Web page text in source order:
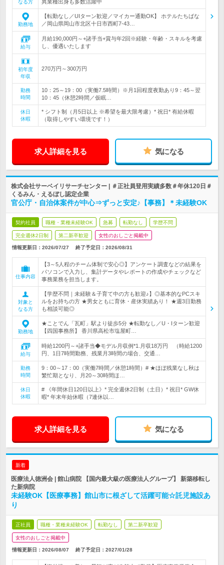
なる方
異業種出身も多数活躍中
勤務地
【転勤なし／UIターン歓迎／マイカー通勤OK】 ホテルたちばな
／岡山県岡山市北区十日市西町7-43…
給与
月給190,000円～+諸手当+賞与年2回※経験・年齢・スキルを考慮
し、優遇いたします
初年度
年収
270万円～300万円
勤務
時間
10：25～19：00（実働7.5時間）※月1回程度夜勤あり9：45～翌
10：45（休憩2時間／仮眠…
休日
休暇
* シフト制（月5日以上 ※希望を最大限考慮）* 祝日* 有給休暇
（取得しやすい環境です！）
求人詳細を見る 気になる
株式会社サーベイリサーチセンター | ＃正社員登用実績多数＃年休120日＃
くるみん・えるぼし認定企業
官公庁・自治体案件が中心⇒ずっと安定♪【事務】＊未経験OK
契約社員 職種・業種未経験OK 急募 転勤なし 学歴不問
完全週休2日制 第二新卒歓迎 女性のおしごと掲載中
情報更新日：2026/07/27 終了予定日： 2026/08/31
仕事内容
【3～5人程のチーム体制で安心◎】アンケート調査などの結果を
パソコンで入力し、集計データやレポートの作成やチェックなど
事務業務を担当します。
対象と
なる方
【学歴不問｜未経験＆子育て中の方も歓迎♪】◎基本的なPCスキ
ルをお持ちの方 ★男女ともに育休・産休実績あり！ ★週3日勤務
も相談可能◎
勤務地
★ことでん「瓦町」駅より徒歩5分 ★転勤なし／U・Iターン歓迎
【四国事務所】 香川県高松市塩屋町…
給与
時給1200円～+諸手当◆モデル月収例*1.月収18万円 （時給1200
円、1日7時間勤務、残業月3時間の場合、交通…
勤務
時間
9：00～17：00（実働7時間／休憩1時間）# ★ほぼ残業なし秋は
繁忙期となり、月20～30時間ほ…
休日
休暇
# 《年間休日120日以上》* 完全週休2日制（土日）* 祝日* GW休
暇* 年末年始休暇（7連休以…
求人詳細を見る 気になる
新着
医療法人徳洲会 | 館山病院 【国内最大級の医療法人グループ】 新築移転し
た新病院
未経験OK【医療事務】館山市に根ざして活躍可能☆託児施設あ
り
正社員 職種・業種未経験OK 転勤なし 第二新卒歓迎
女性のおしごと掲載中
情報更新日：2026/08/07 終了予定日： 2027/01/28